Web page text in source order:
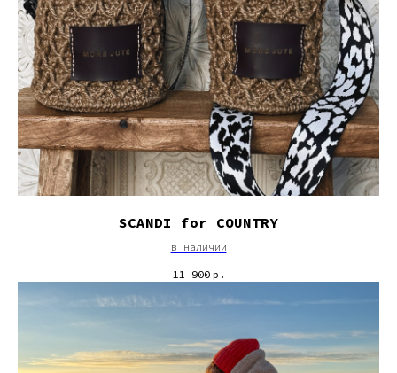
SCANDI for COUNTRY
в наличии
11 900 р.